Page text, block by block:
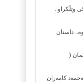
وێڵکراو..
داستان
(
کامەران